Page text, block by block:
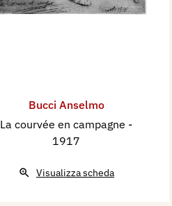
Bucci Anselmo
La courvée en campagne -
1917
Visualizza scheda